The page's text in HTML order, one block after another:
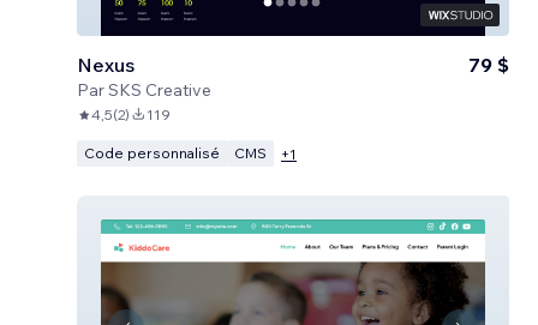
Nexus
ParSKS Creative
79 $
4,5(2) 119
Code personnalisé CMS +1